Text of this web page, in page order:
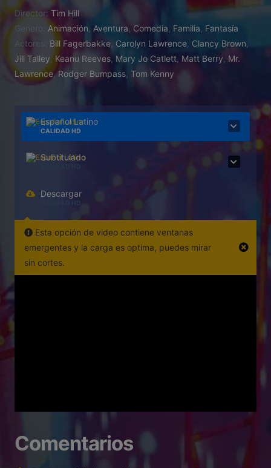
desconocido, arriesgando sus vidas, para salvar a
su amigo de la infancia, Gary, de las garras del rey
Poseidón que le ha secuestrado en la Ciudad
Perdida de la Atlantida. ¿Serán capaces de lograrlo?
Director: Tim Hill
Genero: Animación Aventura Comedia Familia Fantasía
Actores: Bill Fagerbakke, Carolyn Lawrence Clancy Brown
Jill Talley, Keanu Reeves Mary Jo Catlett, Matt Berry Mr.
Lawrence,Rodger Bumpass Tom Kenny
Español Latino
CALIDAD HD
Subtitulado
Descargar
Esta opción de video contiene ventanas
emergentes y la carga es optima, puedes mirar
sin cortes.
Comentarios